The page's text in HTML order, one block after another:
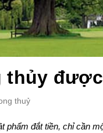
thủy
thuỷ
phẩm đắt tiền, chỉ cần